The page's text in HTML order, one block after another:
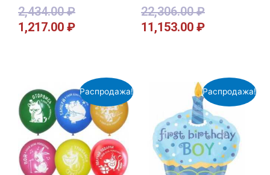
2,434.00₽
1,217.00 ₽
22,306.00₽
11,153.00 ₽
Распродажа! Распродажа!